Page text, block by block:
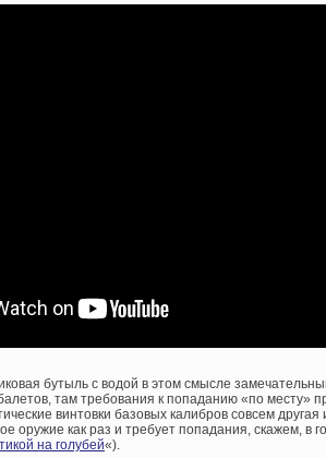
бутыль с водой в этом смысле
там требования к попаданию «по месту»
винтовки базовых калибров совсем
оружие как раз и требует попадания, скажем,
на голубей«).